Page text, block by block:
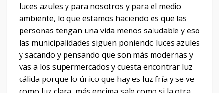
luces azules y para nosotros y para el medio
ambiente, lo que estamos haciendo es que las
personas tengan una vida menos saludable y eso
las municipalidades siguen poniendo luces azules
y sacando y pensando que son más modernas y
vas a los supermercados y cuesta encontrar luz
cálida porque lo único que hay es luz fría y se ve